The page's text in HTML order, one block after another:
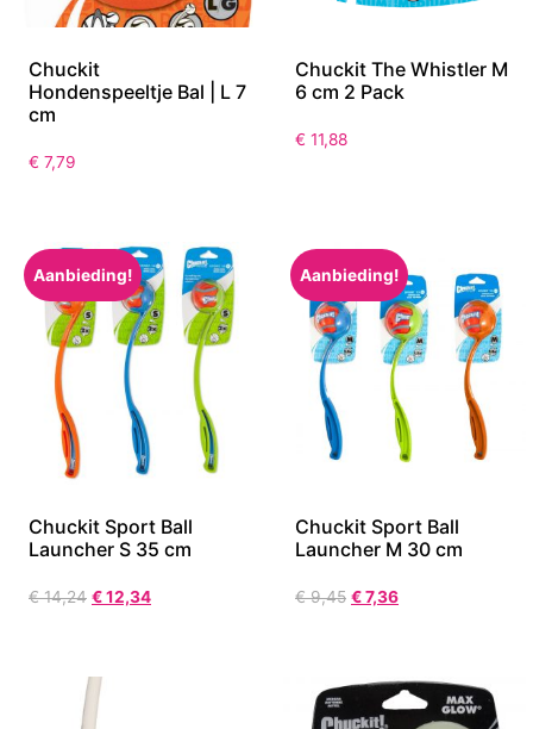
Chuckit
Hondenspeeltje Bal | L 7
cm
€ 7,79
Chuckit The Whistler M
6 cm 2 Pack
€ 11,88
Aanbieding!
Chuckit Sport Ball
Launcher S 35 cm
€14,24 €12,34
Aanbieding!
Chuckit Sport Ball
Launcher M 30 cm
€9,45 €7,36